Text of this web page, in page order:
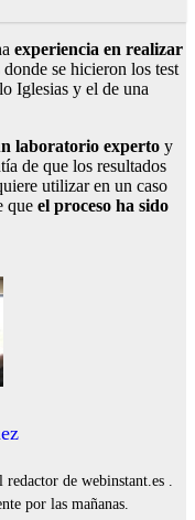
experiencia en realizar
se hicieron los test
Iglesias y el de una
laboratorio experto y
de que los resultados
utilizar en un caso
que el proceso ha sido
de webinstant.es .
por las mañanas.